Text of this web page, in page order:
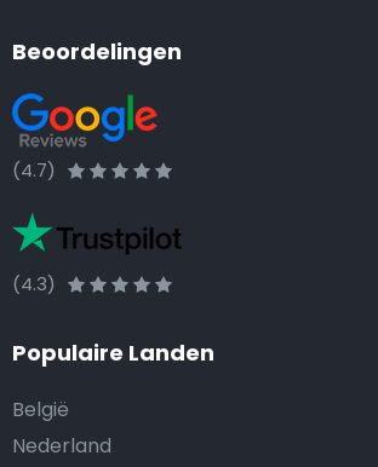
Beoordelingen
(4.7)
(4.3)
Populaire Landen
België
Nederland